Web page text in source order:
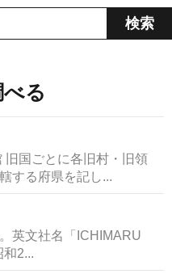
る
旧国ごとに各旧村・旧領
する府県を記し...
英文社名「ICHIMARU
2...